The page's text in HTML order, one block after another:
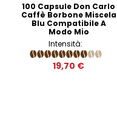
100 Capsule Don Carlo
Caffè Borbone Miscela
Blu Compatibile A
Modo Mio
Intensità:
19,70 €